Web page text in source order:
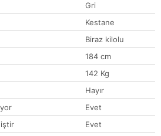
Gri
Kestane
Biraz kilolu
184 cm
142 Kg
Hayır
Evet
Evet